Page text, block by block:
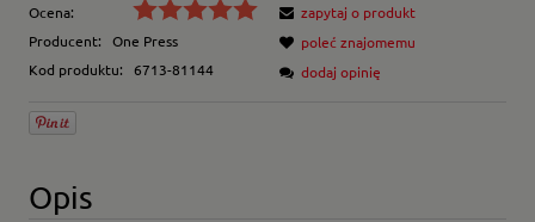
Ocena:
Producent:
One Press
Kod produktu:
6713-81144
zapytaj o produkt
poleć znajomemu
dodaj opinię
Opis